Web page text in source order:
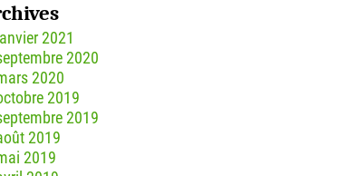
2021
2020
2020
2019
2019
2019
2019